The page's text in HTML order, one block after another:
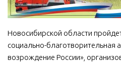
МБУ Парк культуры и отдыха
ДК «Россия»
Афиша
Новосибирской области
социально-благотворительная
возрождение России»,